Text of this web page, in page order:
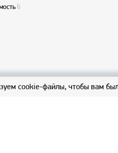
6
cookie-файлы, чтобы вам